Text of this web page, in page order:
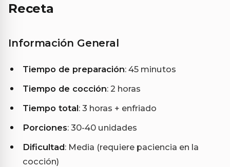
Receta
Información General
Tiempo de preparación: 45 minutos
Tiempo de cocción: 2 horas
Tiempo total: 3 horas + enfriado
Porciones: 30-40 unidades
Dificultad: Media (requiere paciencia en la
cocción)